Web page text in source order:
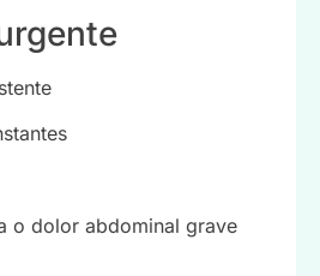
o dolor abdominal grave